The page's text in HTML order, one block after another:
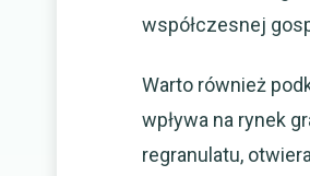
współczesnej
Warto również
wpływa na rynek
regranulatu,